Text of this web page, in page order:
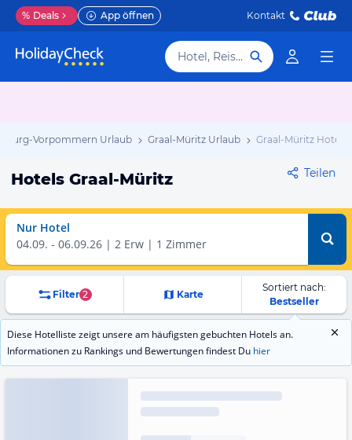
% Deals App öffnen Kontakt
Hotel, Reiseziel
Vorpommern Urlaub Graal-Müritz Urlaub Graal-Müritz Hotels
Hotels Graal-Müritz Teilen
Nur Hotel
04.09. - 06.09.26 2 Erw | 1 Zimmer
Filter 2 Karte
Sortiert nach:
Bestseller
Diese Hotelliste zeigt unsere am häufigsten gebuchten Hotels an.
Informationen zu Rankings und Bewertungen findest Du hier